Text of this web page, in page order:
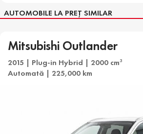
AUTOMOBILE LA PREȚ SIMILAR
Mitsubishi Outlander
2015 | Plug-in Hybrid | 2000 cm3
Automată | 225,000 km